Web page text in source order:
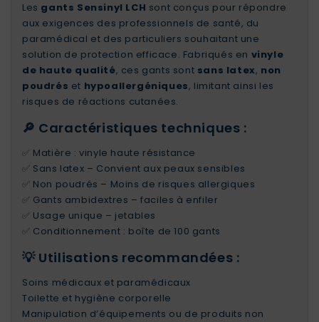
Les gants Sensinyl LCH sont conçus pour répondre
aux exigences des professionnels de santé, du
paramédical et des particuliers souhaitant une
solution de protection efficace. Fabriqués en vinyle
de haute qualité, ces gants sont sans latex, non
poudrés et hypoallergéniques, limitant ainsi les
risques de réactions cutanées.
🔎 Caractéristiques techniques :
✅ Matière : vinyle haute résistance
✅ Sans latex – Convient aux peaux sensibles
✅ Non poudrés – Moins de risques allergiques
✅ Gants ambidextres – faciles à enfiler
✅ Usage unique – jetables
✅ Conditionnement : boîte de 100 gants
💡 Utilisations recommandées :
Soins médicaux et paramédicaux
Toilette et hygiène corporelle
Manipulation d’équipements ou de produits non